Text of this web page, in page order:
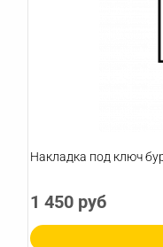
Накладка под ключ
1 450 руб